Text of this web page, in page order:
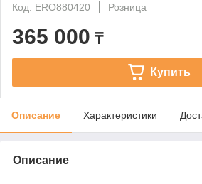
Код: ERO880420
Розница
365 000 ₸
Купить
Описание Характеристики
Описание